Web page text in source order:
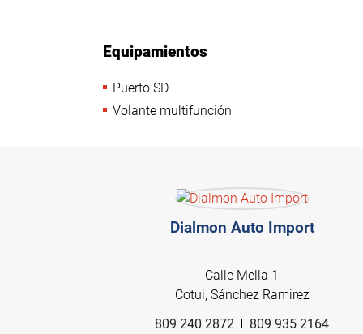
Equipamientos
Puerto SD
Volante multifunción
Dialmon Auto Import
Calle Mella 1
Cotui, Sánchez Ramirez
809 240 2872
809 935 2164